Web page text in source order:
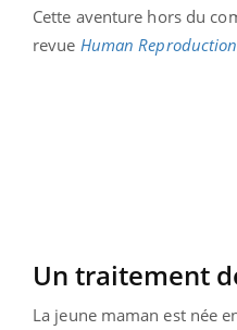
Cette aventure hors du
revue Human Reproduction
Un traitement
La jeune maman est née